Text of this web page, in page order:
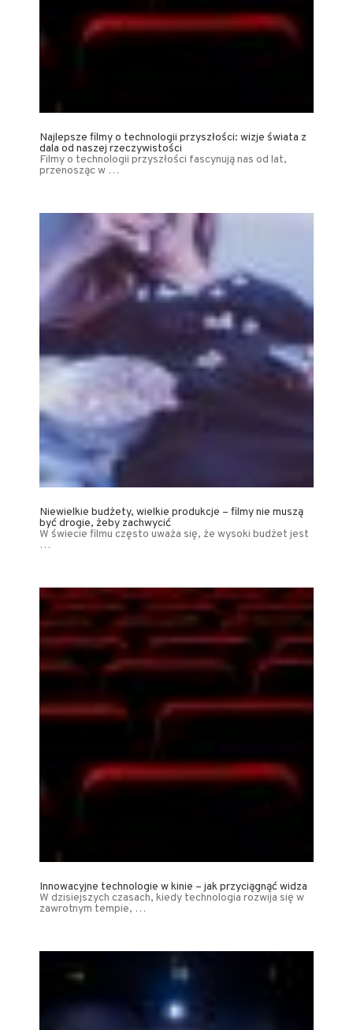
Najlepsze filmy o technologii przyszłości: wizje świata z
dala od naszej rzeczywistości
Filmy o technologii przyszłości fascynują nas od lat,
przenosząc w …
Niewielkie budżety, wielkie produkcje – filmy nie muszą
być drogie, żeby zachwycić
W świecie filmu często uważa się, że wysoki budżet jest
…
Innowacyjne technologie w kinie – jak przyciągnąć widza
W dzisiejszych czasach, kiedy technologia rozwija się w
zawrotnym tempie, …